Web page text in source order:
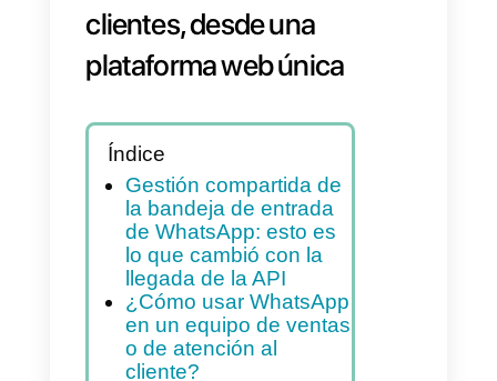
un equipo de atención al
cliente o de ventas para
gestionar los chats
compartidos con nuestros
clientes, desde una
plataforma web única